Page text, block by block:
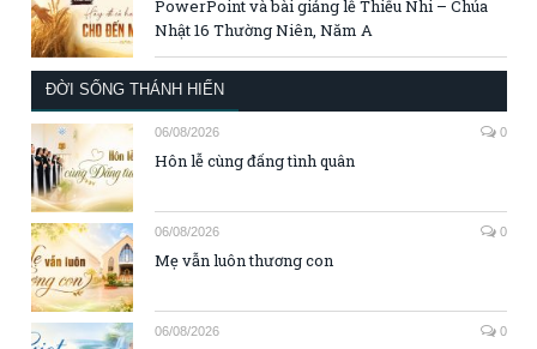
PowerPoint và bài giảng lễ Thiếu Nhi – Chúa
Nhật 16 Thường Niên, Năm A
ĐỜI SỐNG THÁNH HIẾN
06/08/2026 0
Hôn lễ cùng đấng tình quân
06/08/2026 0
Mẹ vẫn luôn thương con
06/08/2026 0